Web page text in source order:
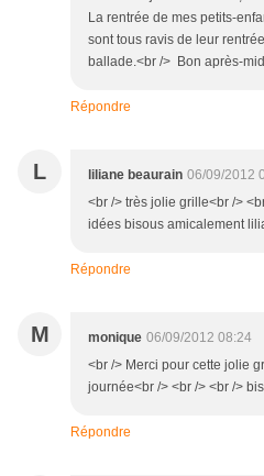
La rentrée de mes petits-
sont tous ravis de leur
ballade.<br /> Bon après-
Répondre
L liliane beaurain 06/09/2012
<br /> très jolie grille<br />
idées bisous amicalement
Répondre
M monique 06/09/2012 08:24
<br /> Merci pour cette jolie
journée<br /> <br /> <br />
Répondre